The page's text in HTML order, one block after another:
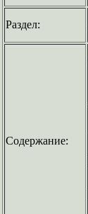
Раздел:
Содержание: